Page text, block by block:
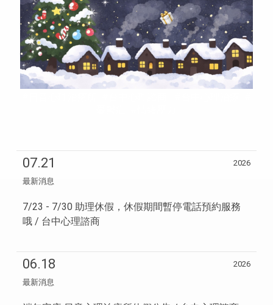
07.21
2026
最新消息
7/23 - 7/30 助理休假，休假期間暫停電話預約服務
哦 / 台中心理諮商
06.18
2026
最新消息